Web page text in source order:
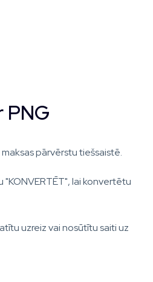
PNG
pārvērstu tiešsaistē.
lai konvertētu
uzreiz vai nosūtītu saiti uz